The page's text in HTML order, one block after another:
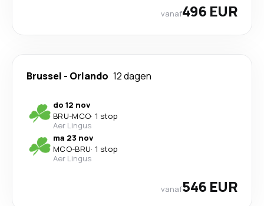
vanaf496 EUR
Brussel - Orlando 12 dagen
do 12 nov
BRU-MCO· 1 stop
Aer Lingus
ma 23 nov
MCO-BRU· 1 stop
Aer Lingus
vanaf546 EUR